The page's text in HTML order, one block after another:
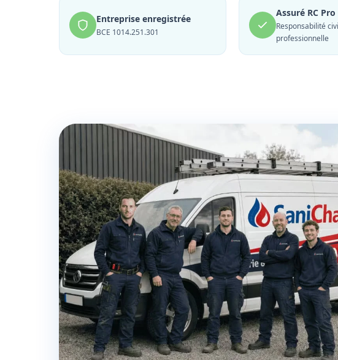
Entreprise enregistrée
BCE 1014.251.301
Assuré RC Pro
Responsabilité
professionnelle